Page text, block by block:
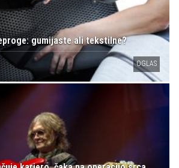
gumijaste ali tekstilne?
OGLAS